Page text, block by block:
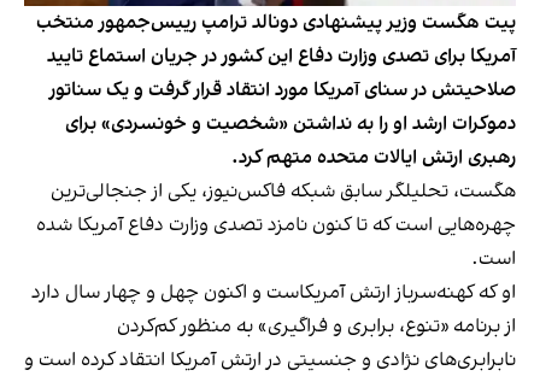
پیت هگست وزیر پیشنهادی دونالد ترامپ رییس‌جمهور منتخب
آمریکا برای تصدی وزارت دفاع این کشور در جریان استماع تایید
صلاحیتش در سنای آمریکا مورد انتقاد قرار گرفت و یک سناتور
دموکرات ارشد او را به نداشتن «شخصیت و خونسردی» برای
رهبری ارتش ایالات متحده متهم کرد.
هگست، تحلیلگر سابق شبکه فاکس‌نیوز، یکی از جنجالی‌ترین
چهره‌هایی است که تا کنون نامزد تصدی وزارت دفاع آمریکا شده
است.
او که کهنه‌سرباز ارتش آمریکاست و اکنون چهل و چهار سال دارد
از برنامه‌ «تنوع، برابری و فراگیری» به منظور کم‌کردن
نابرابری‌های نژادی و جنسیتی در ارتش آمریکا انتقاد کرده است و